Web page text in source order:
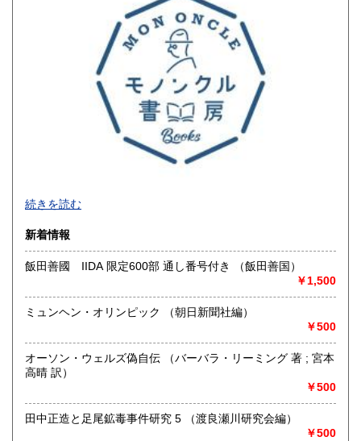
1,300円 大分県
1,300円 鹿児島県
1,350円
-
沿線名：-
最寄駅：-
営業時間：-
定休日：-
書籍の買取について
千葉県茂原市・長生郡・いすみ市・市原市・南房総市など千
葉県外房・内房エリアでの買取行います。お気軽にご相談く
ださい。
哲学宗教、歴史、社会科学、美術工芸、国語国文、外国文
学、サブカルチャー
続きを読む
新着情報
飯田善國 IIDA 限定600部 通し番号付き （飯田善国）
￥1,500
ミュンヘン・オリンピック （朝日新聞社編）
￥500
オーソン・ウェルズ偽自伝 （バーバラ・リーミング 著 ; 宮本
高晴 訳）
￥500
田中正造と足尾鉱毒事件研究 5 （渡良瀬川研究会編）
￥500